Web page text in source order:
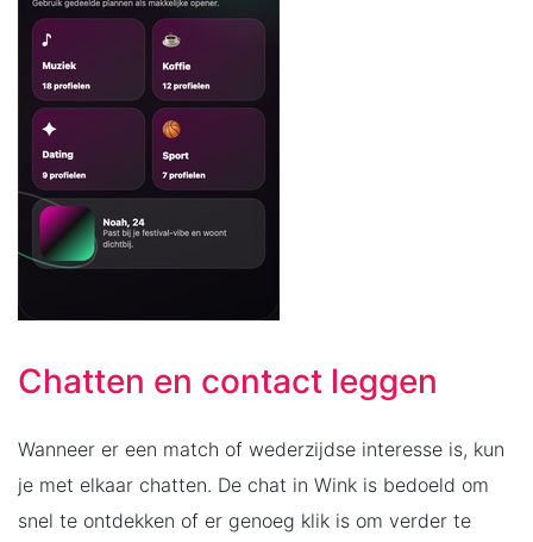
Chatten en contact leggen
Wanneer er een match of wederzijdse interesse is, kun
je met elkaar chatten. De chat in Wink is bedoeld om
snel te ontdekken of er genoeg klik is om verder te